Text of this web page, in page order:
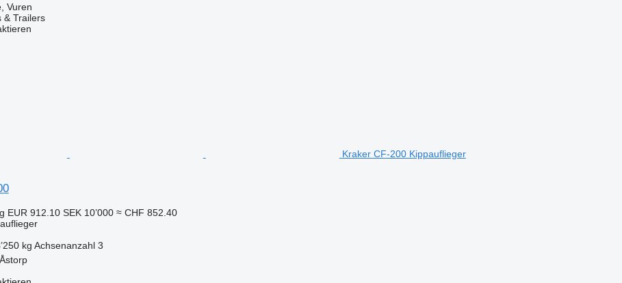
Vuren
& Trailers
Kraker CF-200 Kippauflieger
EUR 912.10 SEK 10’000 ≈ CHF 852.40
kg Achsenanzahl 3